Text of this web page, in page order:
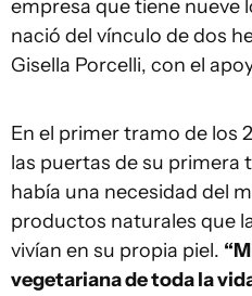
empresa que tiene nueve
nació del vínculo de dos
Gisella Porcelli, con el
En el primer tramo de los
las puertas de su primera
había una necesidad del
productos naturales que
vivían en su propia piel.
vegetariana de toda la